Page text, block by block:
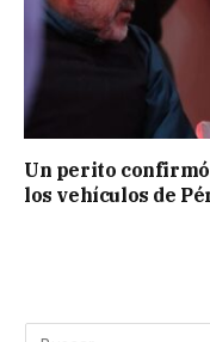
Un perito confirmó
los vehículos de